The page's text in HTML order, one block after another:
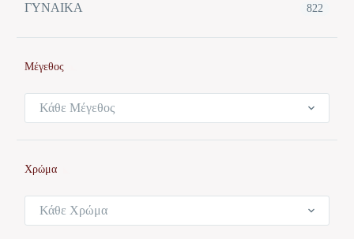
ΓΥΝΑΙΚΑ 822
Μέγεθος
Κάθε Μέγεθος
Χρώμα
Κάθε Χρώμα